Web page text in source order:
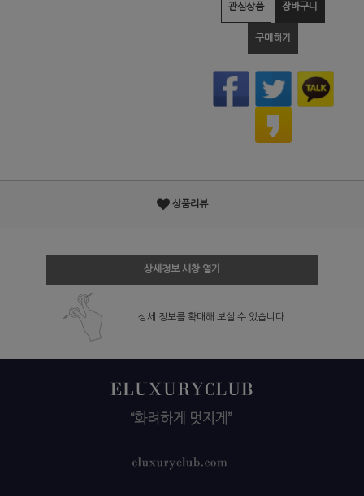
관심상품 장바구니
구매하기
상품리뷰
상세정보 새창 열기
상세 정보를 확대해 보실 수 있습니다.